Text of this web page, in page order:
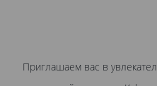
Приглашаем вас в